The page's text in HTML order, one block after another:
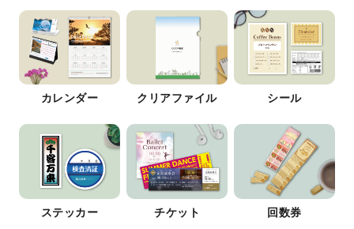
カレンダー クリアファイル シール
ステッカー チケット 回数券